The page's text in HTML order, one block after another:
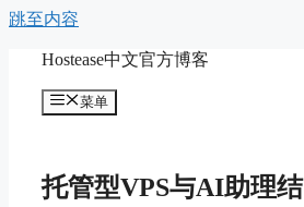
跳至内容
Hostease中文官方博客
菜单
托管型VPS与AI助理结